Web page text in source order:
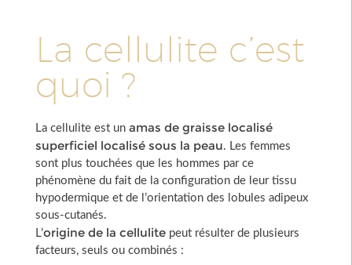
La cellulite c’est
quoi ?
La celluliteest un amas de graisse localisé
superficiel localisé sous la peau. Les femmes
sont plus touchées que les hommes par ce
phénomène du fait de la configuration de leur tissu
hypodermique et de l’orientation des lobules adipeux
sous-cutanés.
L’origine de la cellulitepeut résulter de plusieurs
facteurs, seuls ou combinés :